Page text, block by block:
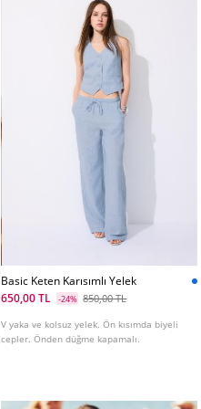
Basic Keten Karısımlı Yelek
650,00 TL
-24% 850,00 TL
V yaka ve kolsuz yelek. Ön kısımda biyeli
cepler. Önden düğme kapamalı.